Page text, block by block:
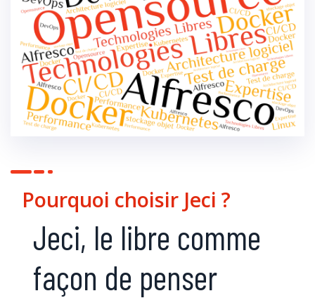
Pourquoi choisir Jeci ?
Jeci, le libre comme
façon de penser